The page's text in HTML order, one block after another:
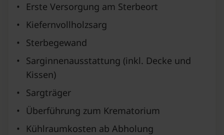
•
Erste Versorgung am Sterbeort
•
Kiefernvollholzsarg
•
Sterbegewand
•
Sarginnenausstattung (inkl. Decke und
Kissen)
•
Sargträger
•
Überführung zum Krematorium
•
Kühlraumkosten ab Abholung